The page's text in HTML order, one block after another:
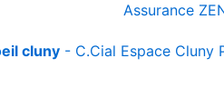
Assurance
cluny - C.Cial Espace Cluny